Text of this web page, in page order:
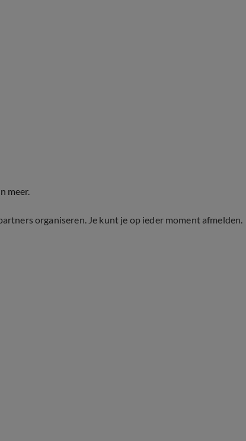
meer.
organiseren. Je kunt je op ieder moment afmelden.